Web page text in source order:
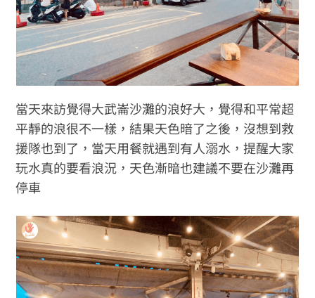
當天來訪覺得大武崙沙灘的浪好大，覺得和平常超
平靜的浪很不一樣，結果天色暗了之後，沒想到救
援隊也到了，當天用餐就遇到有人溺水，提醒大家
玩水真的要看浪況，天色漸暗也建議不要在沙灘再
停車